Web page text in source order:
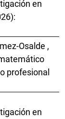
en
Osalde ,
profesional
en